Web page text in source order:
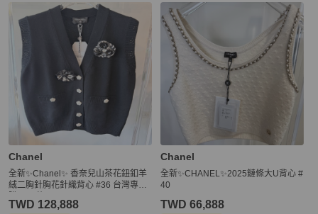
Chanel
全新✨Chanel✨ 香奈兒山茶花鈕釦羊
絨二胸針胸花針織背心 #36 台灣專櫃
TWD 128,888
Chanel
全新✨CHANEL✨2025鏈條大U背心 #
40
TWD 66,888